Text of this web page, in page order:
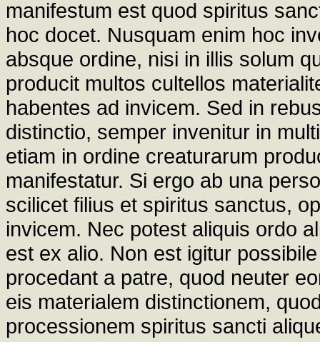
manifestum est quod spiritus
hoc docet. Nusquam enim hoc
absque ordine, nisi in illis solum
producit multos cultellos
habentes ad invicem. Sed in
distinctio, semper invenitur in
etiam in ordine creaturarum
manifestatur. Si ergo ab una
scilicet filius et spiritus sanctus,
invicem. Nec potest aliquis ordo
est ex alio. Non est igitur
procedant a patre, quod neuter
eis materialem distinctionem,
processionem spiritus sancti